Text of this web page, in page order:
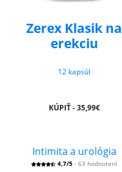
Zerex Klasik na
erekciu
12 kapsúl
KÚPIŤ - 35,99€
Intimita a urológia
4,7/5 · 63 hodnotení